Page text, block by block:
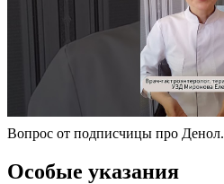
Вопрос от подписчицы про Денол.
Особые указания